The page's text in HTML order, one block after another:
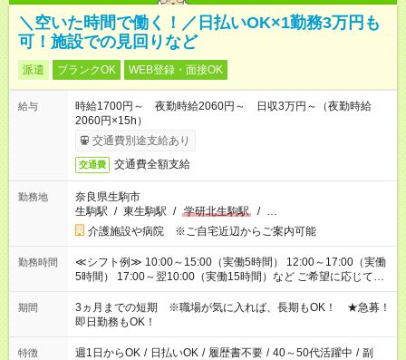
＼空いた時間で働く！／日払いOK×1勤務3万円も
可！施設での見回りなど
派遣 ブランクOK WEB登録・面接OK
給与
時給1700円～ 夜勤時給2060円～ 日収3万円～（夜勤時給
2060円×15h）
交通費別途支給あり
交通費 交通費全額支給
勤務地
奈良県生駒市
生駒駅 / 東生駒駅 / 学研北生駒駅 / …
介護施設や病院 ※ご自宅近辺からご案内可能
勤務時間
≪シフト例≫ 10:00～15:00（実働5時間） 12:00～17:00（実働
5時間） 17:00～翌10:00（実働15時間）など ご希望に応じて、
働く時間は調整できます！ お気軽に担当へ相談ください！
期間
3ヵ月までの短期 ※職場が気に入れば、長期もOK！ ★急募！
即日勤務もOK！
特徴 週1日からOK / 日払いOK / 履歴書不要 / 40～50代活躍中 / 副